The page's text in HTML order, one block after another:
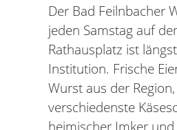
Der Bad Feilnbacher
jeden Samstag auf
Rathausplatz ist
Institution. Frische
Wurst aus der Region,
verschiedenste